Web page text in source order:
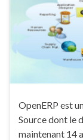
OpenERP est
Source dont le
maintenant 14